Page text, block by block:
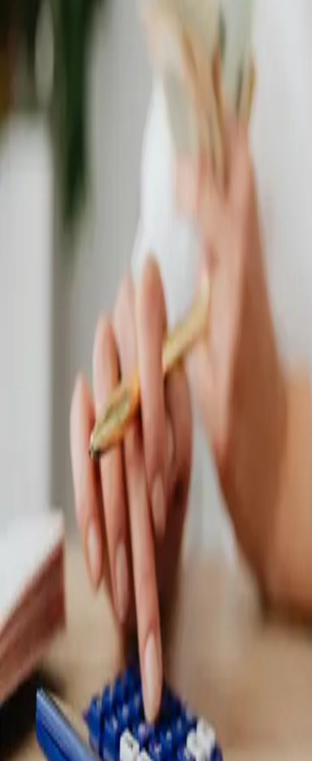
Servis, keď ho potrebujete
Zabezpečujeme nielen montáž, ale aj servis a
čistenie klimatizácií, aby fungovali spoľahlivo dlhodobo bez starostí.
Ceny bez prekvapení Všetko vysvetlíme dopredu, aby ste presne vedeli,
čo vás čaká a koľko to bude stáť – férovo a bez skrytých poplatkov.